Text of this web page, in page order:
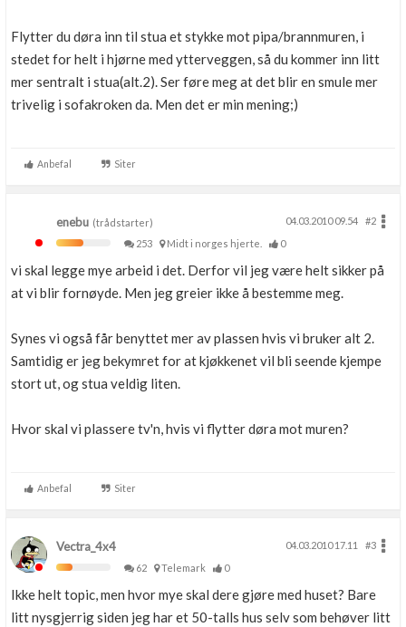
Flytter du døra inn til stua et stykke mot pipa/brannmuren, i
stedet for helt i hjørne med ytterveggen, så du kommer inn litt
mer sentralt i stua(alt.2). Ser føre meg at det blir en smule mer
trivelig i sofakroken da. Men det er min mening;)
Anbefal Siter
enebu (trådstarter) 04.03.2010 09.54
#2
253
Midt i norges hjerte. 0
vi skal legge mye arbeid i det. Derfor vil jeg være helt sikker på
at vi blir fornøyde. Men jeg greier ikke å bestemme meg.
Synes vi også får benyttet mer av plassen hvis vi bruker alt 2.
Samtidig er jeg bekymret for at kjøkkenet vil bli seende kjempe
stort ut, og stua veldig liten.
Hvor skal vi plassere tv'n, hvis vi flytter døra mot muren?
Anbefal Siter
Vectra_4x4 04.03.2010 17.11
#3
62
Telemark 0
Ikke helt topic, men hvor mye skal dere gjøre med huset? Bare
litt nysgjerrig siden jeg har et 50-talls hus selv som behøver litt